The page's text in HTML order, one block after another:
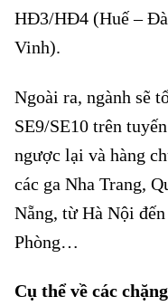
HĐ3/HĐ4 (Huế –
Vinh).
Ngoài ra, ngành sẽ
SE9/SE10 trên
ngược lại và hàng
các ga Nha Trang,
Nẵng, từ Hà Nội
Phòng…
Cụ thể về các